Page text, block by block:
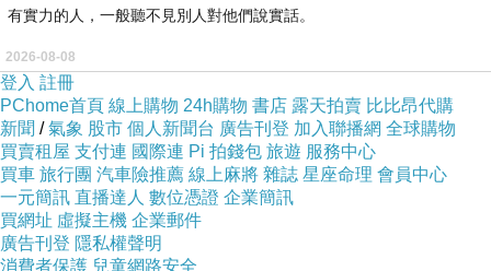
每天早上，你上廁所感覺很困難，這個表示什麼？
你身體纖維素攝取量完全不足，為什麼美國得大腸
癌比例那麼高，中國大陸沿海地區得大腸癌的人那
麼多。
有實力的人，一般聽不見別人對他們說實話。
2026-08-08
登入 註冊
PChome首頁 線上購物 24h購物 書店 露天拍賣 比比昂代購
新聞 /氣象 股市 個人新聞台 廣告刊登 加入聯播網 全球購物
買賣租屋 支付連 國際連 Pi 拍錢包 旅遊 服務中心
買車 旅行團 汽車險推薦 線上麻將 雜誌 星座命理 會員中心
一元簡訊 直播達人 數位憑證 企業簡訊
買網址 虛擬主機 企業郵件
廣告刊登 隱私權聲明
消費者保護 兒童網路安全